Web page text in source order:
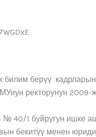
билим берүү
ректорунун
1 буйругун ишке
бекитүү менен